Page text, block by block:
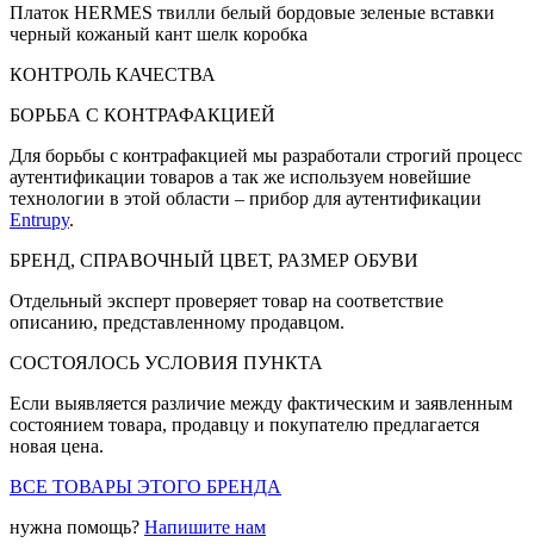
Платок HERMES твилли белый бордовые зеленые вставки
черный кожаный кант шелк коробка
КОНТРОЛЬ КАЧЕСТВА
БОРЬБА С КОНТРАФАКЦИЕЙ
Для борьбы с контрафакцией мы разработали строгий процесс
аутентификации товаров а так же используем новейшие
технологии в этой области – прибор для аутентификации
Entrupy.
БРЕНД, СПРАВОЧНЫЙ ЦВЕТ, РАЗМЕР ОБУВИ
Отдельный эксперт проверяет товар на соответствие
описанию, представленному продавцом.
СОСТОЯЛОСЬ УСЛОВИЯ ПУНКТА
Если выявляется различие между фактическим и заявленным
состоянием товара, продавцу и покупателю предлагается
новая цена.
ВСЕ ТОВАРЫ ЭТОГО БРЕНДА
нужна помощь? Напишите нам